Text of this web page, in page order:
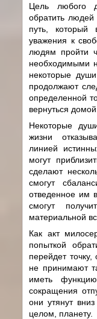
Цель любого
обратить
путь,
уважения к
людям пройти
необходимыми
некоторые
продолжают
определенной
вернуться домой.
Некоторые
жизни
линией
могут
сделают
смогут
отведенное им
смогут
материальной
Как акт
попыткой
перейдет
не принимают
иметь
сокращения
они утянут
целом, планету.